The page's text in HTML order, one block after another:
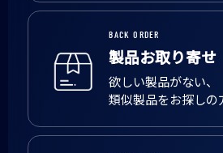
BACK ORDER
製品お取り寄せ
欲しい製品がない、
類似製品をお探しの